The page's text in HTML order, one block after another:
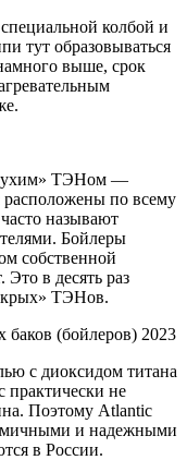
колбой и
тут образовываться
выше, срок
ТЭНом —
по всему
называют
Бойлеры
собственной
Это в десять раз
ТЭНов.
с диоксидом титана
практически не
Поэтому Atlantic
и надежными
в России.